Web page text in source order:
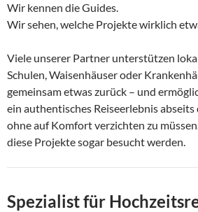
Wir kennen die Guides.
Wir sehen, welche Projekte wirklich
Viele unserer Partner unterstützen
Schulen, Waisenhäuser oder
gemeinsam etwas zurück – und
ein authentisches Reiseerlebnis
ohne auf Komfort verzichten zu
diese Projekte sogar besucht werden.
Spezialist für